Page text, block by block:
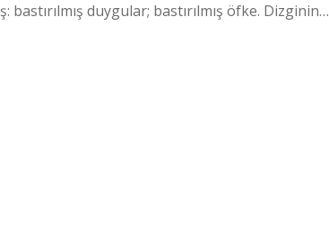
duygular; bastırılmış öfke. Dizginin…